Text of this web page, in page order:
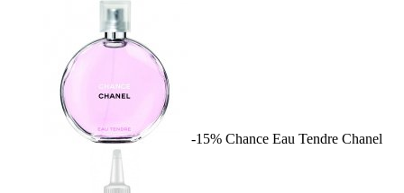
-15% Chance Eau Tendre Chanel